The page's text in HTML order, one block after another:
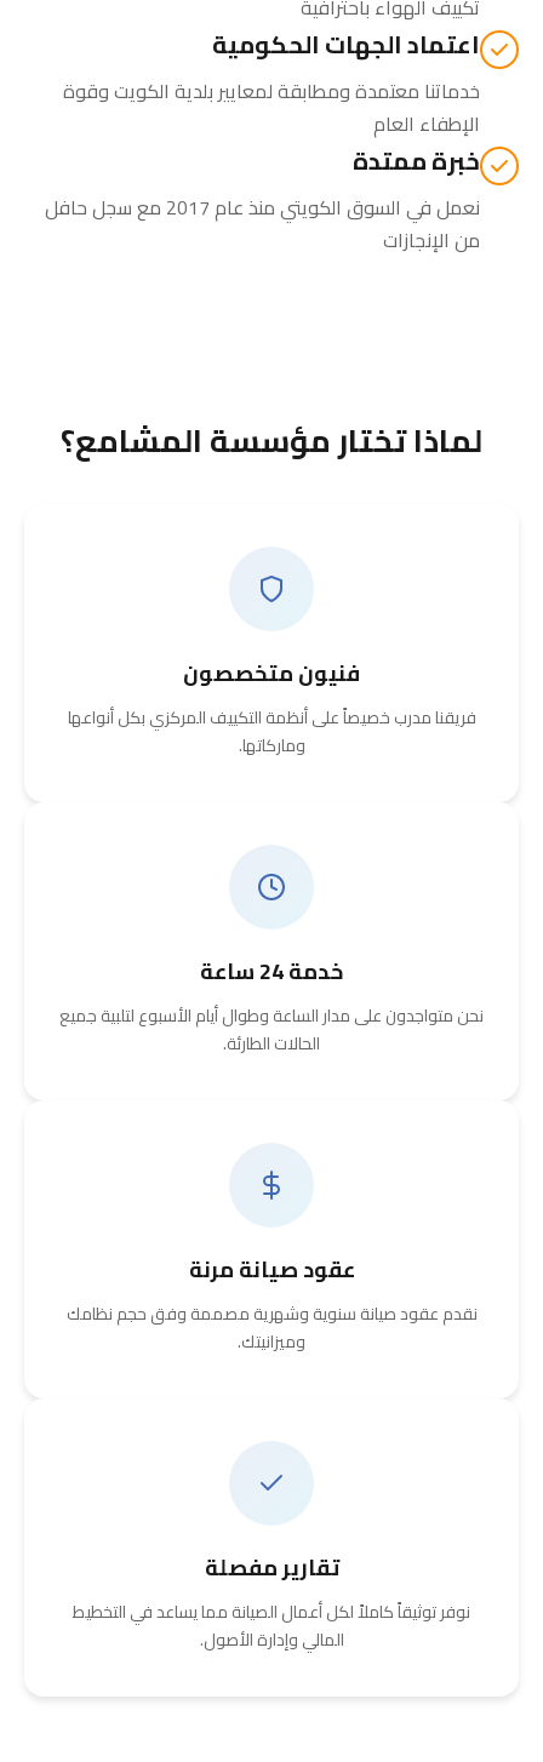
اعتماد الجهات الحكومية
خدماتنا معتمدة ومطابقة لمعايير بلدية الكويت وقوة
الإطفاء العام
خبرة ممتدة
نعمل في السوق الكويتي منذ عام 2017 مع سجل حافل
من الإنجازات
لماذا تختار مؤسسة المشامع؟
فنيون متخصصون
فريقنا مدرب خصيصاً على أنظمة التكييف المركزي بكل أنواعها
وماركاتها.
خدمة 24 ساعة
نحن متواجدون على مدار الساعة وطوال أيام الأسبوع لتلبية جميع
الحالات الطارئة.
عقود صيانة مرنة
نقدم عقود صيانة سنوية وشهرية مصممة وفق حجم نظامك
وميزانيتك.
تقارير مفصلة
نوفر توثيقاً كاملاً لكل أعمال الصيانة مما يساعد في التخطيط
المالي وإدارة الأصول.